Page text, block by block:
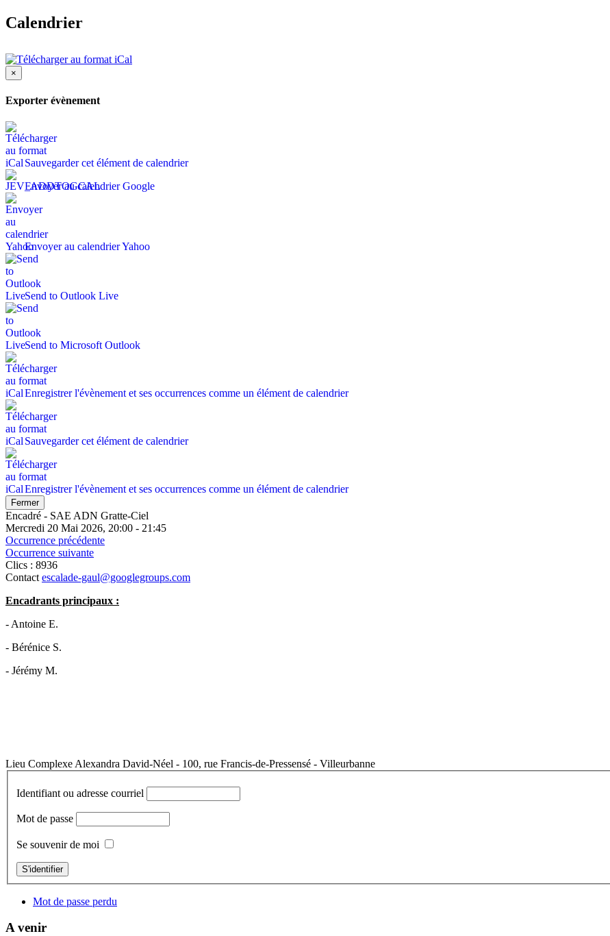
Calendrier
×
Exporter évènement
Sauvegarder cet élément de calendrier
Envoyer au calendrier Google
Envoyer au calendrier Yahoo
Send to Outlook Live
Send to Microsoft Outlook
Enregistrer l'évènement et ses occurrences comme un élément de calendrier
Sauvegarder cet élément de calendrier
Enregistrer l'évènement et ses occurrences comme un élément de calendrier
Fermer
Encadré - SAE ADN Gratte-Ciel
Mercredi 20 Mai 2026, 20:00 - 21:45
Occurrence précédente
Occurrence suivante
Clics : 8936
Contact escalade-gaul@googlegroups.com
Encadrants principaux :
- Antoine E.
- Bérénice S.
- Jérémy M.
Lieu Complexe Alexandra David-Néel - 100, rue Francis-de-Pressensé - Villeurbanne
Identifiant ou adresse courriel
Mot de passe
Se souvenir de moi
S'identifier
Mot de passe perdu
A venir